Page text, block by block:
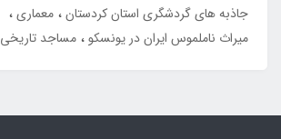
جاذبه های گردشگری استان کردستان معماری
میراث ناملموس ایران در یونسکو مساجد تاریخی